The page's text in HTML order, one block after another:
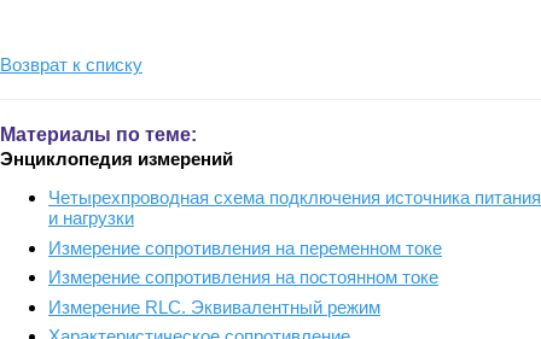
Возврат к списку
Материалы по теме:
Энциклопедия измерений
Четырехпроводная схема подключения источника питания
и нагрузки
Измерение сопротивления на переменном токе
Измерение сопротивления на постоянном токе
Измерение RLС. Эквивалентный режим